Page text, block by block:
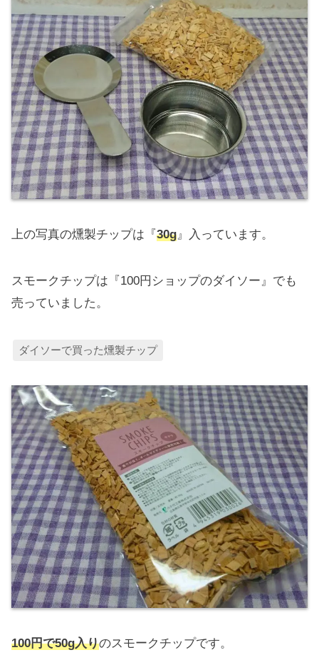
上の写真の燻製チップは『30g 』入っています。
スモークチップは『100円ショップのダイソー』でも
売っていました。
ダイソーで買った燻製チップ
100円で50g入りのスモークチップです。